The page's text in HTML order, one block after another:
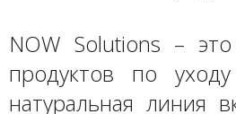
NOW Solutions –
продуктов по
натуральная линия